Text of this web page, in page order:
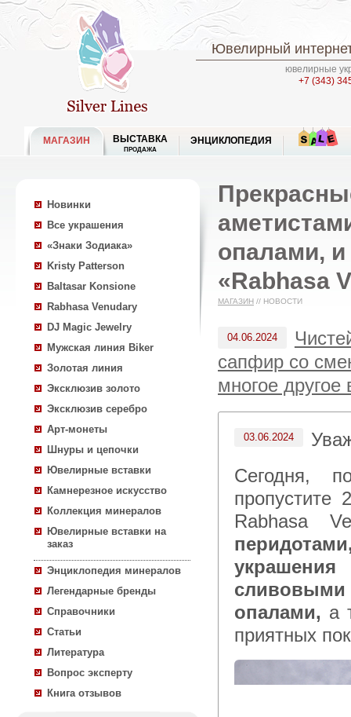
Ювелирный
ювелирные
+7 (343)
МАГАЗИН ВЫСТАВКА
ПРОДАЖА
ЭНЦИКЛОПЕДИЯ
Новинки
Все украшения
«Знаки Зодиака»
Kristy Patterson
Baltasar Konsione
Rabhasa Venudary
DJ Magic Jewelry
Мужская линия Biker
Золотая линия
Эксклюзив золото
Эксклюзив серебро
Арт-монеты
Шнуры и цепочки
Ювелирные вставки
Камнерезное искусство
Коллекция минералов
Ювелирные вставки на
заказ
Энциклопедия минералов
Легендарные бренды
Справочники
Статьи
Литература
Вопрос эксперту
Книга отзывов
опалами,
«Rabhasa
МАГАЗИН // НОВОСТИ
04.06.2024
сапфир со
многое
03.06.2024
Сегодня, после 15:00 по московскому времени не
пропустите
Rabhasa
опалами, а
приятных